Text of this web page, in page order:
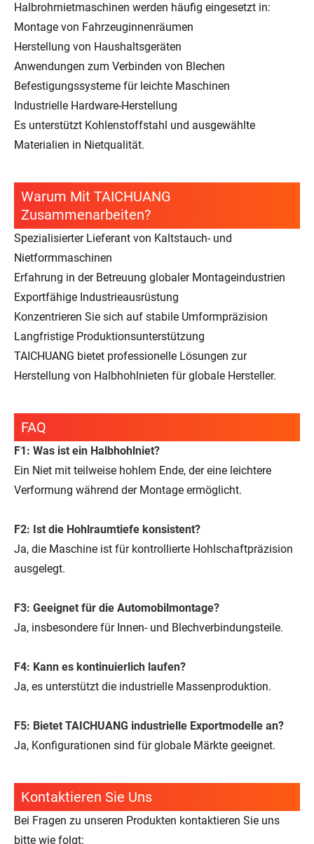
Halbrohrnietmaschinen werden häufig eingesetzt in:
Montage von Fahrzeuginnenräumen
Herstellung von Haushaltsgeräten
Anwendungen zum Verbinden von Blechen
Befestigungssysteme für leichte Maschinen
Industrielle Hardware-Herstellung
Es unterstützt Kohlenstoffstahl und ausgewählte
Materialien in Nietqualität.
Warum Mit TAICHUANG
Zusammenarbeiten?
Spezialisierter Lieferant von Kaltstauch- und
Nietformmaschinen
Erfahrung in der Betreuung globaler Montageindustrien
Exportfähige Industrieausrüstung
Konzentrieren Sie sich auf stabile Umformpräzision
Langfristige Produktionsunterstützung
TAICHUANG bietet professionelle Lösungen zur
Herstellung von Halbhohlnieten für globale Hersteller.
FAQ
F1: Was ist ein Halbhohlniet?
Ein Niet mit teilweise hohlem Ende, der eine leichtere
Verformung während der Montage ermöglicht.
F2: Ist die Hohlraumtiefe konsistent?
Ja, die Maschine ist für kontrollierte Hohlschaftpräzision
ausgelegt.
F3: Geeignet für die Automobilmontage?
Ja, insbesondere für Innen- und Blechverbindungsteile.
F4: Kann es kontinuierlich laufen?
Ja, es unterstützt die industrielle Massenproduktion.
F5: Bietet TAICHUANG industrielle Exportmodelle an?
Ja, Konfigurationen sind für globale Märkte geeignet.
Kontaktieren Sie Uns
Bei Fragen zu unseren Produkten kontaktieren Sie uns
bitte wie folgt: